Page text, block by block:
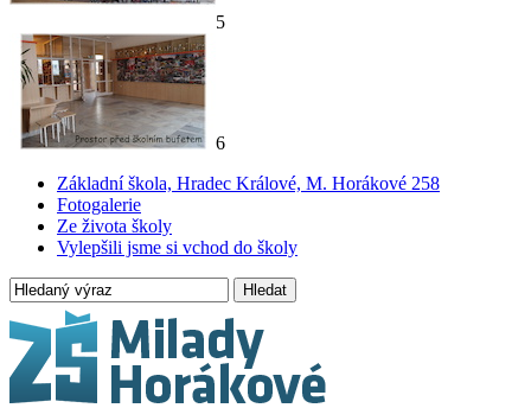
5
6
Základní škola, Hradec Králové, M. Horákové 258
Fotogalerie
Ze života školy
Vylepšili jsme si vchod do školy
Hledat